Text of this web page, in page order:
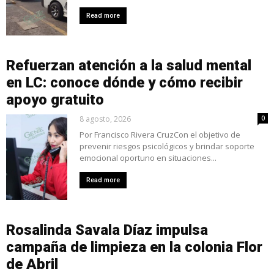
Read more
Refuerzan atención a la salud mental
en LC: conoce dónde y cómo recibir
apoyo gratuito
8 agosto, 2026 0
Por Francisco Rivera CruzCon el objetivo de
prevenir riesgos psicológicos y brindar soporte
emocional oportuno en situaciones...
Read more
Rosalinda Savala Díaz impulsa
campaña de limpieza en la colonia Flor
de Abril